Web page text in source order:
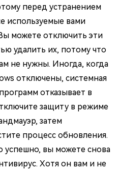
перед устранением
используемые вами
можете отключить эти
удалить их, потому что
не нужны. Иногда, когда
отключены, системная
отказывает в
защиту в режиме
затем
процесс обновления.
успешно, вы можете снова
Хотя он вам и не